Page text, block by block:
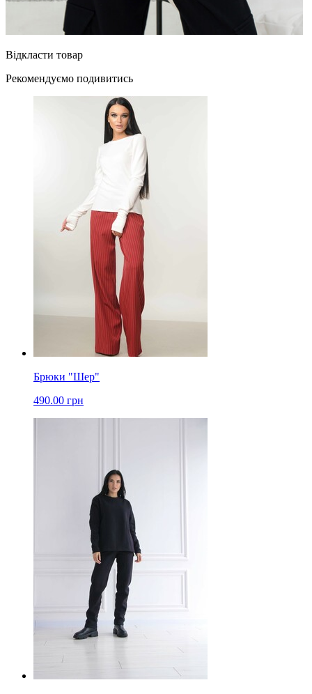
Відкласти товар
Рекомендуємо подивитись
Брюки "Шер"
490.00 грн